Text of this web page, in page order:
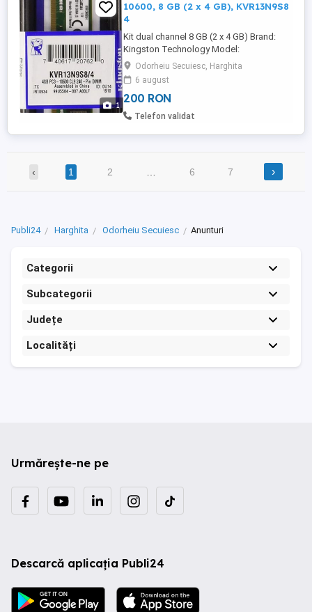
1
10600, 8 GB (2 x 4 GB), KVR13N9S8
4
Kit dual channel 8 GB (2 x 4 GB) Brand:
Kingston Technology Model:
KVR13N9S8/4 Type: 240-Pin DDR3
Capacity: 4 GB Speed: DDR3 1333 MHz
(PC3-10600) Cas Latency: 9 Voltage: 1.5 V
ECC: No Buffered Registered: Unbuffered
Odorheiu Secuiesc, Harghita
6 august
200 RON
Telefon validat
‹ 1 2 6 7 ›
Publi24 Harghita Odorheiu Secuiesc Anunturi
Categorii
Subcategorii
Județe
Localități
Urmărește-ne pe
Descarcă aplicația Publi24